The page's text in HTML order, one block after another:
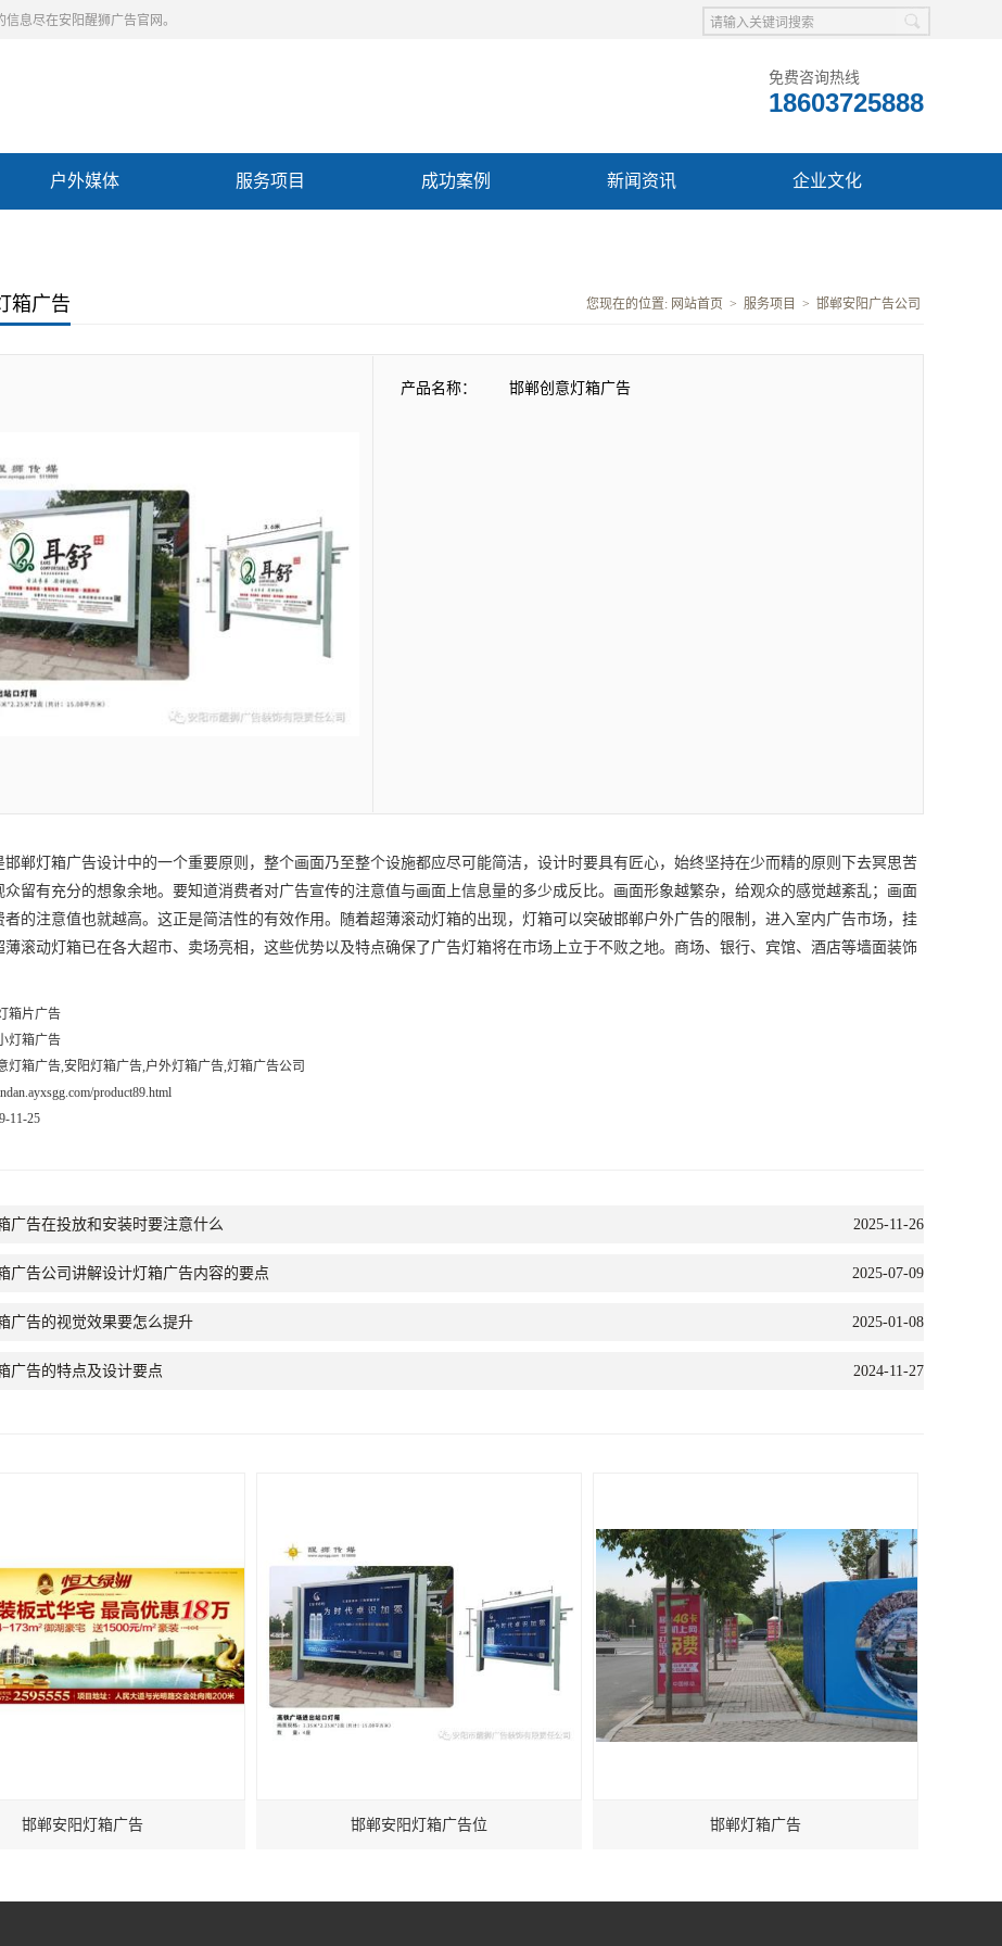
息尽在安阳醒狮广告官网。
免费咨询热线
18603725888
户外媒体 服务项目 成功案例 新闻资讯 企业文化
箱广告 您现在的位置: 网站首页 > 服务项目 > 邯郸安阳广告公司
产品名称： 邯郸创意灯箱广告
邯郸灯箱广告设计中的一个重要原则，整个画面乃至整个设施都应尽可能简洁，设计时要具有匠心，始终坚持在少而精的原则下去冥思苦
众留有充分的想象余地。要知道消费者对广告宣传的注意值与画面上信息量的多少成反比。画面形象越繁杂，给观众的感觉越紊乱；画面
者的注意值也就越高。这正是简洁性的有效作用。随着超薄滚动灯箱的出现，灯箱可以突破邯郸户外广告的限制，进入室内广告市场，挂
薄滚动灯箱已在各大超市、卖场亮相，这些优势以及特点确保了广告灯箱将在市场上立于不败之地。商场、银行、宾馆、酒店等墙面装饰
箱片广告
灯箱广告
灯箱广告,安阳灯箱广告,户外灯箱广告,灯箱广告公司
product89.html
11-25
广告在投放和安装时要注意什么 2025-11-26
广告公司讲解设计灯箱广告内容的要点 2025-07-09
广告的视觉效果要怎么提升 2025-01-08
广告的特点及设计要点 2024-11-27
邯郸安阳灯箱广告 邯郸安阳灯箱广告位 邯郸灯箱广告